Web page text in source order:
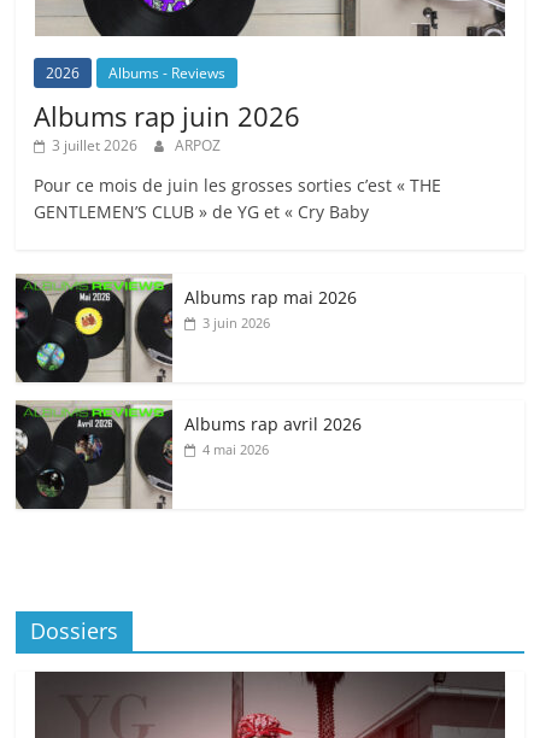
2026 Albums - Reviews
Albums rap juin 2026
3 juillet 2026 ARPOZ
Pour ce mois de juin les grosses sorties c’est « THE
GENTLEMEN’S CLUB » de YG et « Cry Baby
Albums rap mai 2026
3 juin 2026
Albums rap avril 2026
4 mai 2026
Dossiers